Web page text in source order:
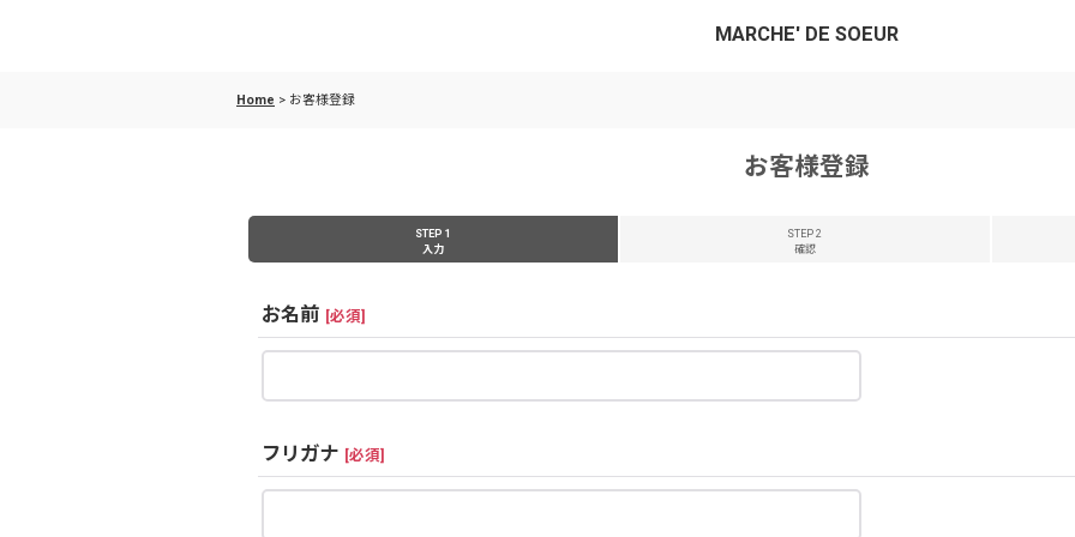
MARCHE' DE SOEUR
Home > お客様登録
お客様登録
STEP 1
入力
STEP 2
確認
お名前 [必須]
フリガナ [必須]